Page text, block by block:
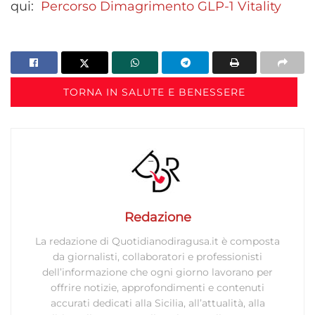
Abbinare e combinare dati provenienti da altre
fonti di dati, Collegare diversi dispositivi,
trasmesse automaticamente.
Riconoscere i dispositivi in base a informazioni
richieste attivamente.
rilevare frodi, correggere errori, Erogare
Salvare e comunicare le scelte sulla
privacy.
qui: Percorso Dimagrimento GLP-1 Vitality
TORNA IN SALUTE E BENESSERE
Redazione
La redazione di Quotidianodiragusa.it è composta
da giornalisti, collaboratori e professionisti
dell’informazione che ogni giorno lavorano per
offrire notizie, approfondimenti e contenuti
accurati dedicati alla Sicilia, all’attualità, alla